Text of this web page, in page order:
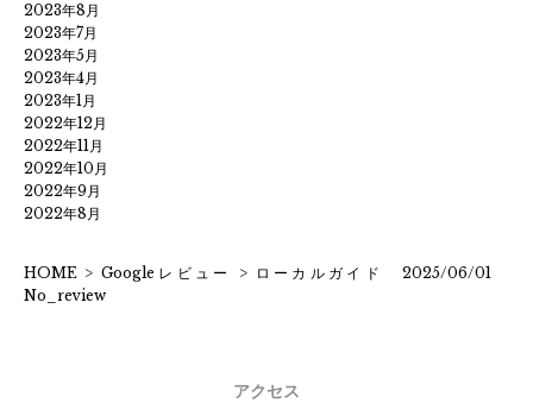
2023年8月
2023年7月
2023年5月
2023年4月
2023年1月
2022年12月
2022年11月
2022年10月
2022年9月
2022年8月
HOME > Googleレビュー > ローカルガイド 2025/06/01
No_review
アクセス